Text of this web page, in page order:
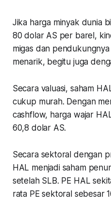
Jika harga minyak dunia
80 dolar AS per barel,
migas dan
menarik, begitu juga
Secara valuasi, saham
cukup murah. Dengan
cashflow, harga wajar
60,8 dolar AS.
Secara sektoral dengan
HAL menjadi saham
setelah SLB. PE HAL
rata PE sektoral sebesar